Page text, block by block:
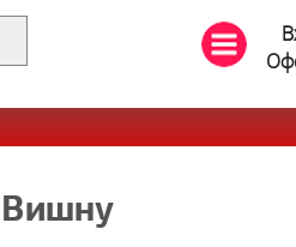
Вишну